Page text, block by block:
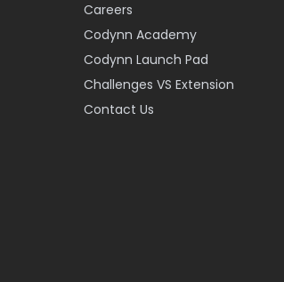
Careers
Codynn Academy
Codynn Launch Pad
Challenges VS Extension
Contact Us